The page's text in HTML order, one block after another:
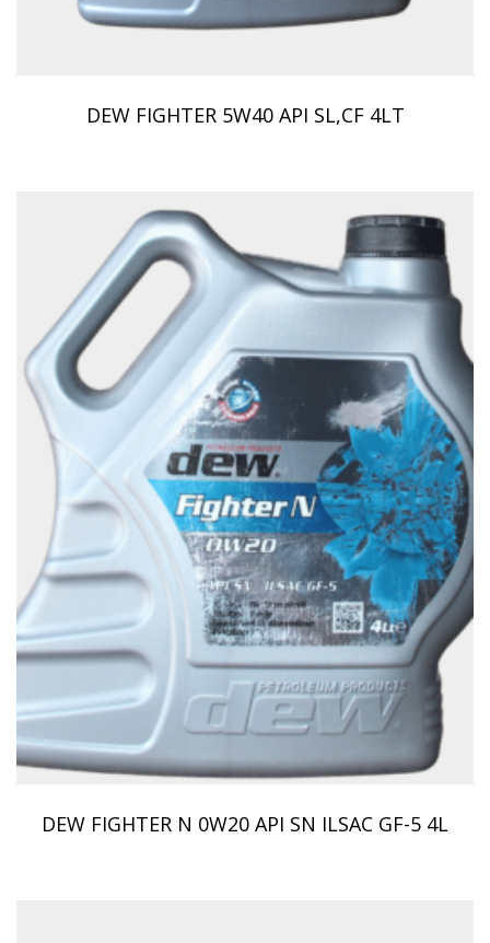
DEW FIGHTER 5W40 API SL,CF 4LT
DEW FIGHTER N 0W20 API SN ILSAC GF-5 4L